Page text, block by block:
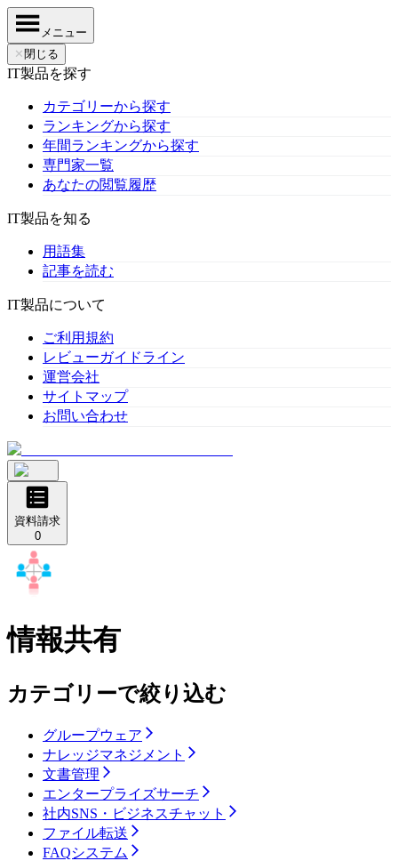
メニュー
✕ 閉じる
IT製品を探す
カテゴリーから探す
ランキングから探す
年間ランキングから探す
専門家一覧
あなたの閲覧履歴
IT製品を知る
用語集
記事を読む
IT製品について
ご利用規約
レビューガイドライン
運営会社
サイトマップ
お問い合わせ
資料請求
0
情報共有
カテゴリーで絞り込む
グループウェア
ナレッジマネジメント
文書管理
エンタープライズサーチ
社内SNS・ビジネスチャット
ファイル転送
FAQシステム